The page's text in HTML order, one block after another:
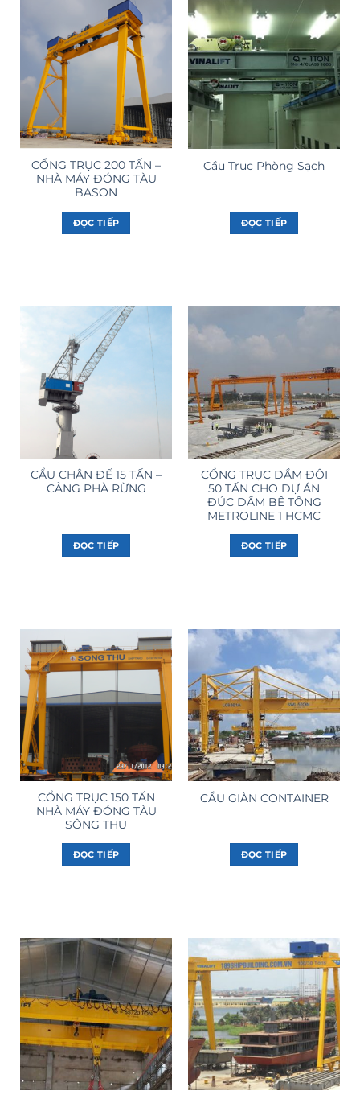
CỔNG TRỤC 200 TẤN –
NHÀ MÁY ĐÓNG TÀU
BASON
ĐỌC TIẾP
Cầu Trục Phòng Sạch
ĐỌC TIẾP
CẨU CHÂN ĐẾ 15 TẤN –
CẢNG PHÀ RỪNG
ĐỌC TIẾP
CỔNG TRỤC DẦM ĐÔI
50 TẤN CHO DỰ ÁN
ĐÚC DẦM BÊ TÔNG
METROLINE 1 HCMC
ĐỌC TIẾP
CỔNG TRỤC 150 TẤN
NHÀ MÁY ĐÓNG TÀU
SÔNG THU
ĐỌC TIẾP
CẨU GIÀN CONTAINER
ĐỌC TIẾP